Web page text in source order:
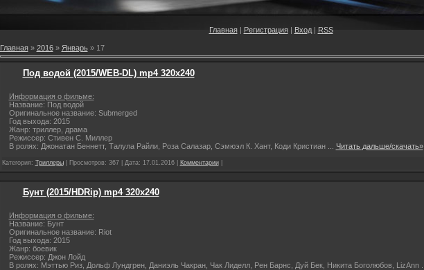
Главная| Регистрация| Вход| RSS
Главная» 2016 » Январь » 17
Под водой (2015/WEB-DL) mp4 320х240
Информация о фильме:
Название: Под водой
Оригинальное название: Submerged
Год выхода: 2015
Жанр: триллер, драма
Режиссер: Стивен С. Миллер
В ролях: Джонатан Беннетт, Талула Райли, Роза Салазар, Сэмюэл К. Хант, Коди Кристиан
Читать дальше/скачать»
Категория: Триллеры| Просмотров: 367 | Дата: 17.01.2016| Комментарии|
Бунт (2015/HDRip) mp4 320х240
Информация о фильме:
Название: Бунт
Оригинальное название: Riot
Год выхода: 2015
Жанр: боевик
Режиссер: Джон Лойд
В ролях: Мэттью Риз, Дольф Лундгрен, Даниэль Чакран, Чак Лиделл, Рен Барнс, Дуй Бек, Никита Боголюбов, LizAnn